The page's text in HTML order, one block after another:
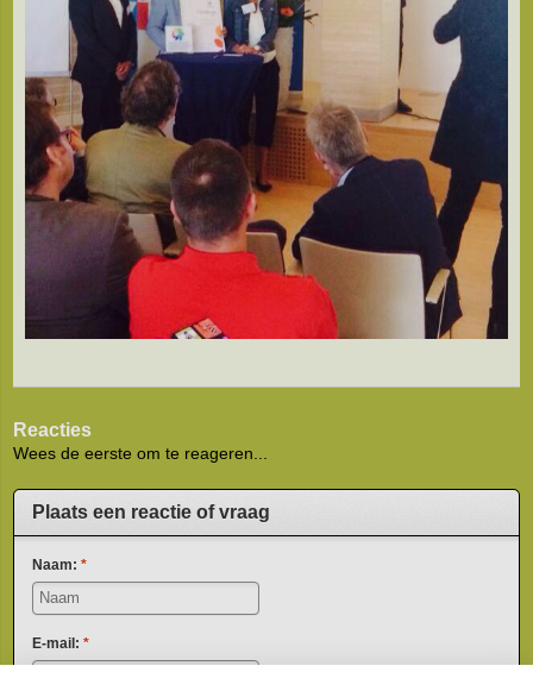
Reacties
Wees de eerste om te reageren...
Plaats een reactie of vraag
Naam:*
E-mail:*